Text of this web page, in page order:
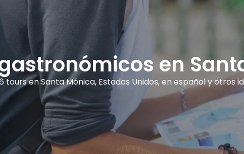
en
tours en Santa Mónica, Estados Unidos, en español y otros